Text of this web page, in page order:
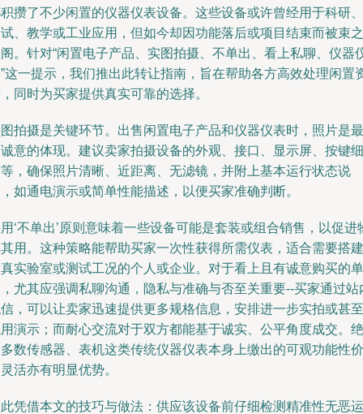
攒了不少闲置的仪器仪表设备。这些设备或许曾经用于科研、
、教学或工业应用，但如今却因功能落后或项目结束而被束之
。针对“闲置电子产品、实图拍摄、不单出、看上私聊、仪器
这一提示，我们推出此转让指南，旨在帮助各方高效处理闲置
同时为买家提供真实可靠的选择。
拍摄是关键环节。出售闲置电子产品和仪器仪表时，照片是最
意的体现。建议卖家拍摄设备的外观、接口、显示屏、按键细
，确保照片清晰、近距离、无滤镜，并附上基本运行状态说
如通电演示或简单性能描述，以便买家准确判断。
‘不单出’原则意味着一些设备可能是套装或组合销售，以促进
用。这种策略能帮助买家一次性获得所需仪表，适合需要搭建
实验室或测试工况的个人或企业。对于看上且有诚意购买的单
尤其应强调私聊沟通，隐私与准确与否至关重要--买家通过站
，可以让卖家迅速提供更多规格信息，安排进一步实拍或甚至
演示；而耐心交流对于双方都能基于诚实、公平角度成交。绝
数传感器、表机这类传统仪器仪表本身上缴出的可观功能性价
活亦有明显优势。
凭借本文的技巧与做法：供应该设备前仔细检测精准性无恶运